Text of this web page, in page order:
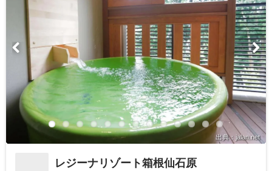
出典：jalan.net
レジーナリゾート箱根仙石原